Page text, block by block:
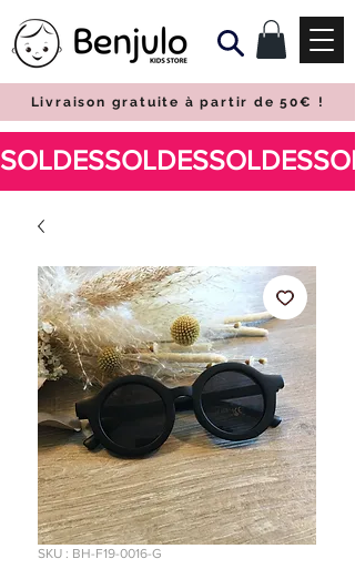
Livraison gratuite à partir de 50€ !
SKU : BH-F19-0016-G